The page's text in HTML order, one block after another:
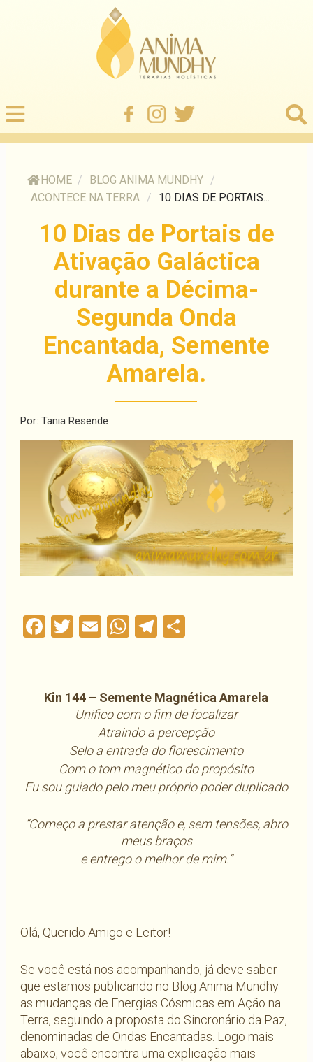
HOME / BLOG ANIMA MUNDHY /
ACONTECE NA TERRA / 10 DIAS DE PORTAIS...
10 Dias de Portais de
Ativação Galáctica
durante a Décima-
Segunda Onda
Encantada, Semente
Amarela.
Por: Tania Resende
Facebook
Twitter
EmailWhatsApp
Telegram
Kin 144 – Semente Magnética Amarela
Unifico com o fim de focalizar
Atraindo a percepção
Selo a entrada do florescimento
Com o tom magnético do propósito
Eu sou guiado pelo meu próprio poder duplicado
“Começo a prestar atenção e, sem tensões, abro
meus braços
e entrego o melhor de mim.”
Olá, Querido Amigo e Leitor!
Se você está nos acompanhando, já deve saber
que estamos publicando no Blog Anima Mundhy
as mudanças de Energias Cósmicas em Ação na
Terra, seguindo a proposta do Sincronário da Paz,
denominadas de Ondas Encantadas. Logo mais
abaixo, você encontra uma explicação mais